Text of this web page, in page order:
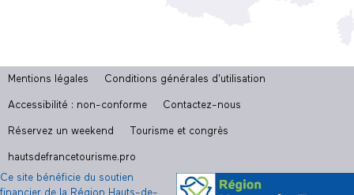
Mentions légales Conditions générales d'utilisation
Accessibilité : non-conforme Contactez-nous
Réservez un weekend Tourisme et congrès
hautsdefrancetourisme.pro
Ce site bénéficie du soutien
financier de la Région Hauts-de-